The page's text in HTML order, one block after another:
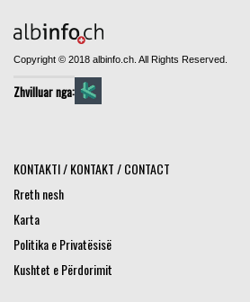
Copyright © 2018 albinfo.ch. All Rights Reserved.
Zhvilluar nga:
KONTAKTI / KONTAKT / CONTACT
Rreth nesh
Karta
Politika e Privatësisë
Kushtet e Përdorimit